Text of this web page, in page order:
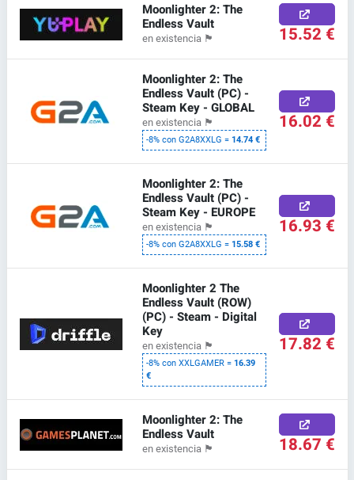
Moonlighter 2: The
Endless Vault
en existencia 🏴 15.52 €
Moonlighter 2: The
Endless Vault (PC) -
Steam Key - GLOBAL
en existencia 🏴
-8% con G2A8XXLG =14.74 €
16.02 €
Moonlighter 2: The
Endless Vault (PC) -
Steam Key - EUROPE
en existencia 🏴
-8% con G2A8XXLG =15.58 €
16.93 €
Moonlighter 2 The
Endless Vault (ROW)
(PC) - Steam - Digital
Key
en existencia 🏴
-8% con XXLGAMER =16.39
€
17.82 €
Moonlighter 2: The
Endless Vault
en existencia 🏴 18.67 €